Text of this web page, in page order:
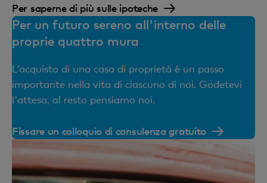
Per saperne di più sulle ipoteche
Per un futuro sereno all'interno delle
proprie quattro mura
L’acquisto di una casa di proprietà è un passo
importante nella vita di ciascuno di noi. Godetevi
l'attesa, al resto pensiamo noi.
Fissare un colloquio di consulenza gratuito